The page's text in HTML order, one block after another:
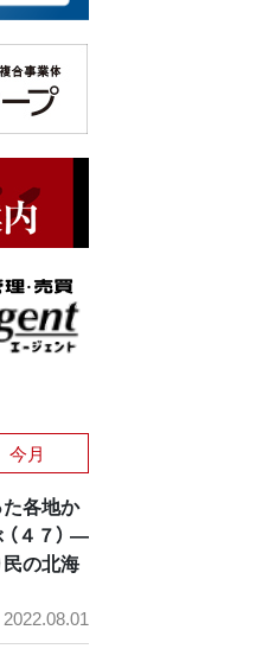
今月
各地か
４７） ―
民の北海
2022.08.01